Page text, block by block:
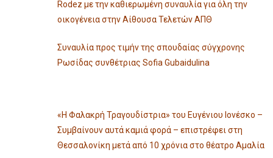
Rodez με την καθιερωμένη συναυλία για όλη την
οικογένεια στην Αίθουσα Τελετών ΑΠΘ
Συναυλία προς τιμήν της σπουδαίας σύγχρονης
Ρωσίδας συνθέτριας Sofia Gubaidulina
«Η Φαλακρή Τραγουδίστρια» του Ευγένιου Ιονέσκο –
Συμβαίνουν αυτά καμιά φορά – επιστρέφει στη
Θεσσαλονίκη μετά από 10 χρόνια στο θέατρο Αμαλία